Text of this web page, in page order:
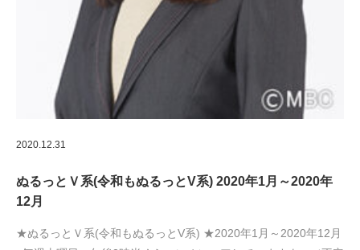
2020.12.31
ぬるっとＶ系(令和もぬるっとV系) 2020年1月～2020年
12月
★ぬるっとＶ系(令和もぬるっとV系) ★2020年1月～2020年12月